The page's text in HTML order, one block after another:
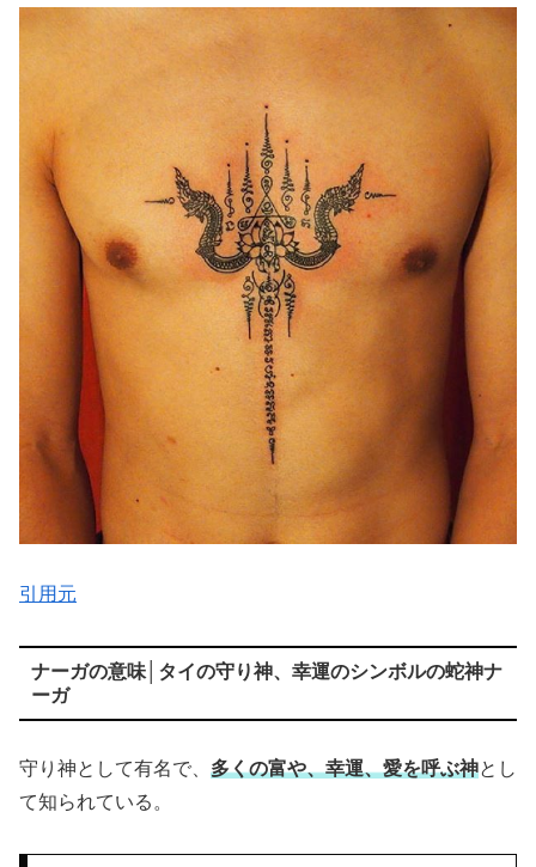
引用元
ナーガの意味│タイの守り神、幸運のシンボルの蛇神ナ
ーガ
守り神として有名で、 多くの富や、幸運、愛を呼ぶ神とし
て知られている。